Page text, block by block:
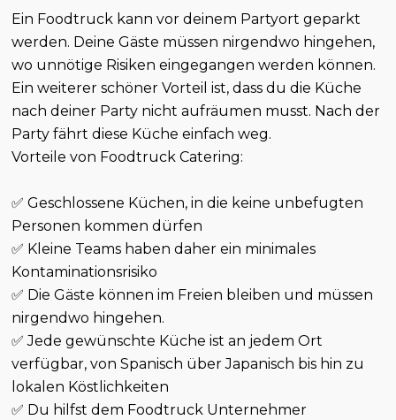
Ein Foodtruck kann vor deinem Partyort geparkt
werden. Deine Gäste müssen nirgendwo hingehen,
wo unnötige Risiken eingegangen werden können.
Ein weiterer schöner Vorteil ist, dass du die Küche
nach deiner Party nicht aufräumen musst. Nach der
Party fährt diese Küche einfach weg.
Vorteile von Foodtruck Catering:
✅ Geschlossene Küchen, in die keine unbefugten
Personen kommen dürfen
✅ Kleine Teams haben daher ein minimales
Kontaminationsrisiko
✅ Die Gäste können im Freien bleiben und müssen
nirgendwo hingehen.
✅ Jede gewünschte Küche ist an jedem Ort
verfügbar, von Spanisch über Japanisch bis hin zu
lokalen Köstlichkeiten
✅ Du hilfst dem Foodtruck Unternehmer